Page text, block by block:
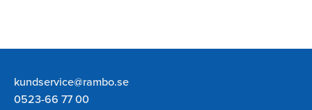
Rambo
AB
kundservice@rambo.se
0523-66 77 00